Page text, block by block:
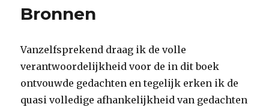
Bronnen
Vanzelfsprekend draag ik de volle
verantwoordelijkheid voor de in dit boek
ontvouwde gedachten en tegelijk erken ik de
quasi volledige afhankelijkheid van gedachten